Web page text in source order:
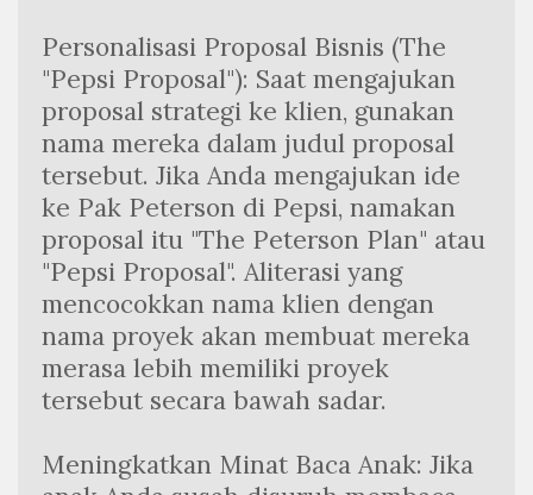
Personalisasi Proposal Bisnis (The
"Pepsi Proposal"): Saat mengajukan
proposal strategi ke klien, gunakan
nama mereka dalam judul proposal
tersebut. Jika Anda mengajukan ide
ke Pak Peterson di Pepsi, namakan
proposal itu "The Peterson Plan" atau
"Pepsi Proposal". Aliterasi yang
mencocokkan nama klien dengan
nama proyek akan membuat mereka
merasa lebih memiliki proyek
tersebut secara bawah sadar.
Meningkatkan Minat Baca Anak: Jika